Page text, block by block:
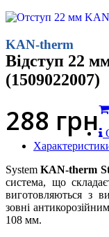
KAN-therm
Відступ 22
(1509022007)
288 грн
SystemKAN-therm
система, що
виготовляються з
зовні
108 мм.